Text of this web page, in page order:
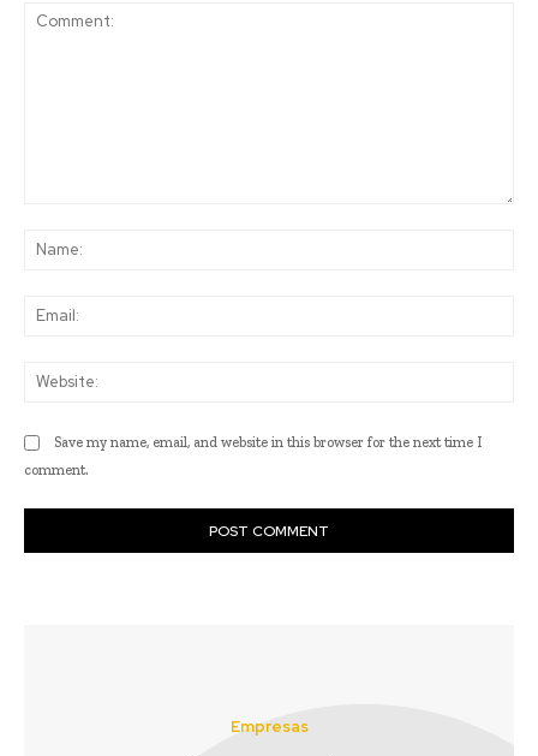
Save my name, email, and website in this browser for the next time I
comment.